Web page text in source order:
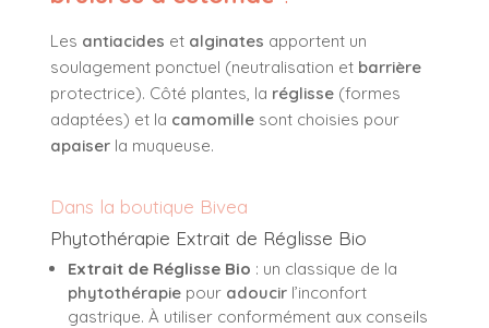
Les antiacides et alginates apportent un
soulagement ponctuel (neutralisation et barrière
protectrice). Côté plantes, la réglisse (formes
adaptées) et la camomille sont choisies pour
apaiser la muqueuse.
Dans la boutique Bivea
Phytothérapie Extrait de Réglisse Bio
Extrait de Réglisse Bio : un classique de la
phytothérapie pour adoucir l’inconfort
gastrique. À utiliser conformément aux conseils